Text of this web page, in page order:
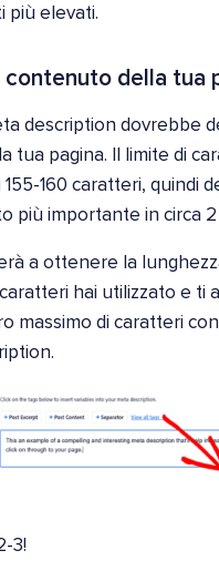
più elevati.
contenuto della tua
description dovrebbe
tua pagina. Il limite di
160 caratteri, quindi
più importante in circa 2
a ottenere la
hai utilizzato e ti
massimo di caratteri
3!